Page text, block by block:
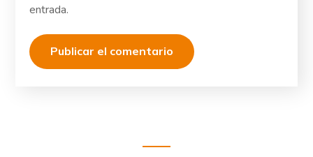
entrada.